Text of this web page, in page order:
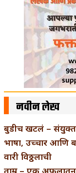
नवीन लेख
बुडीच खटलं –
भाषा, उच्चार आणि
वारी विठ्ठलाची
ताम्र – एक